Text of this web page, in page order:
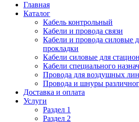
Главная
Каталог
Кабель контрольный
Кабели и провода связи
Кабели и провода силовые
прокладки
Кабели силовые для
Кабели специального
Провода для воздушных
Провода и шнуры
Доставка и оплата
Услуги
Раздел 1
Раздел 2